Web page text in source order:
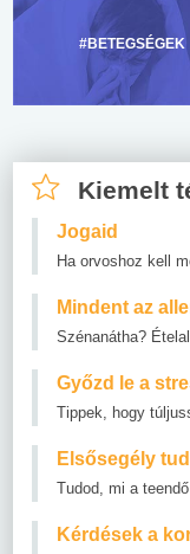
#BETEGSÉGEK
Kiemelt
Jogaid
Ha orvoshoz kell
Mindent az
Szénanátha?
Győzd le a
Tippek, hogy
Elsősegély
Tudod, mi a
Kérdések a